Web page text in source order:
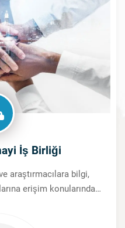
İş Birliği
araştırmacılara bilgi,
erişim konularında